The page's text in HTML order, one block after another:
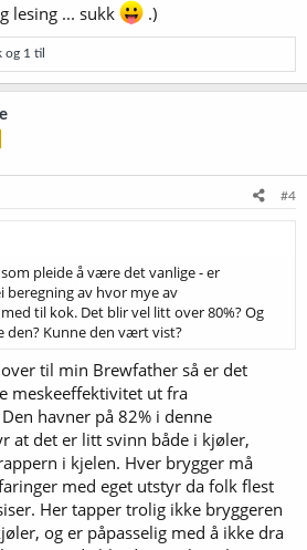
lesing ... sukk
.)
og 1 til
#4
pleide å være det vanlige - er
beregning av hvor mye av
til kok. Det blir vel litt over 80%? Og
den? Kunne den vært vist?
til min Brewfather så er det
meskeeffektivitet ut fra
havner på 82% i denne
at det er litt svinn både i kjøler,
i kjelen. Hver brygger må
med eget utstyr da folk flest
Her tapper trolig ikke bryggeren
og er påpasselig med å ikke dra